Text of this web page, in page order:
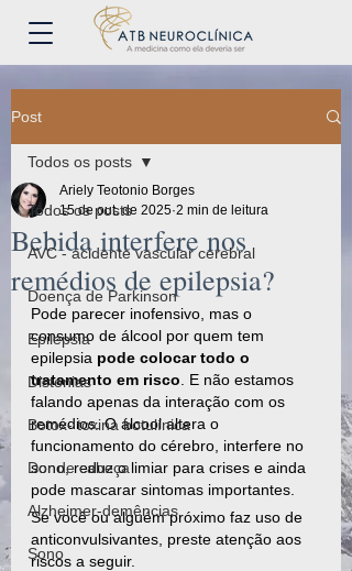
Post
Todos os posts
AVC - acidente vascular cerebral
Doença de Parkinson
Epilepsia
Distonias
Botox- toxina botulínica
Dor de cabeça
Alzheimer-demências
Sono
Todos os posts
Bebida interfere nos
remédios de epilepsia?
Ariely Teotonio Borges
15 de out. de 2025 2 min de leitura
Pode parecer inofensivo, mas o
consumo de álcool por quem tem
epilepsia pode colocar todo o
tratamento em risco . E não estamos
falando apenas da interação com os
remédios. O álcool altera o
funcionamento do cérebro, interfere no
sono, reduz o limiar para crises e ainda
pode mascarar sintomas importantes.
Se você ou alguém próximo faz uso de
anticonvulsivantes, preste atenção aos
riscos a seguir.